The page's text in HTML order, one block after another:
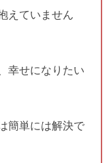
えていません
幸せになりたい
簡単には解決で